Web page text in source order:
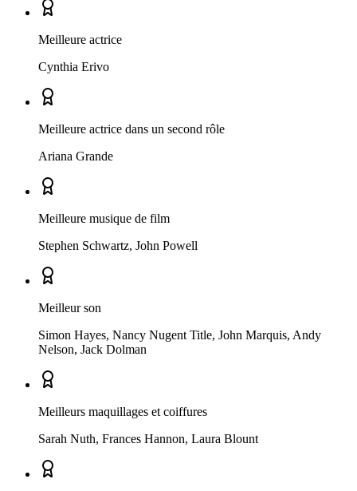
Meilleure actrice
Cynthia Erivo
Meilleure actrice dans un second rôle
Ariana Grande
Meilleure musique de film
Stephen Schwartz, John Powell
Meilleur son
Simon Hayes, Nancy Nugent Title, John Marquis, Andy
Nelson, Jack Dolman
Meilleurs maquillages et coiffures
Sarah Nuth, Frances Hannon, Laura Blount